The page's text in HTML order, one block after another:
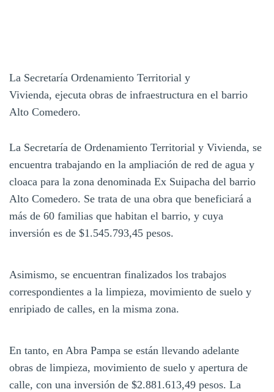
La Secretaría Ordenamiento Territorial y
Vivienda, ejecuta obras de infraestructura en el barrio
Alto Comedero.
La Secretaría de Ordenamiento Territorial y Vivienda, se
encuentra trabajando en la ampliación de red de agua y
cloaca para la zona denominada Ex Suipacha del barrio
Alto Comedero. Se trata de una obra que beneficiará a
más de 60 familias que habitan el barrio, y cuya
inversión es de $1.545.793,45 pesos.
Asimismo, se encuentran finalizados los trabajos
correspondientes a la limpieza, movimiento de suelo y
enripiado de calles, en la misma zona.
En tanto, en Abra Pampa se están llevando adelante
obras de limpieza, movimiento de suelo y apertura de
calle, con una inversión de $2.881.613,49 pesos. La